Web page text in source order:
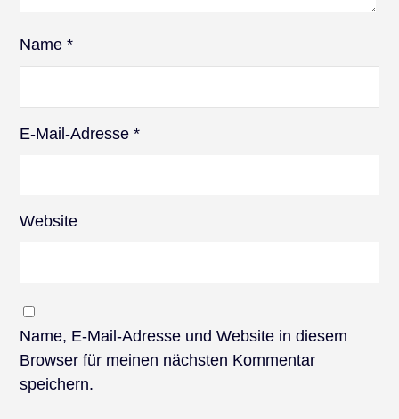
Name*
E-Mail-Adresse*
Website
Name, E-Mail-Adresse und Website in diesem
Browser für meinen nächsten Kommentar
speichern.